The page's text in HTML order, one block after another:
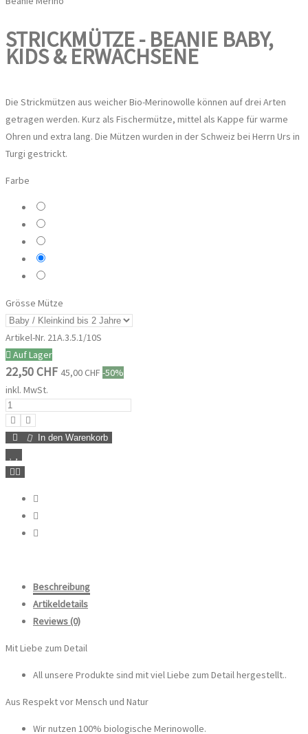
STRICKMÜTZE - BEANIE BABY,
KIDS & ERWACHSENE
Die Strickmützen aus weicher Bio-Merinowolle können auf drei Arten
getragen werden. Kurz als Fischermütze, mittel als Kappe für warme
Ohren und extra lang. Die Mützen wurden in der Schweiz bei Herrn Urs in
Turgi gestrickt.
Farbe
Grösse Mütze
Artikel-Nr. 21A.3.5.1/10S
Auf Lager
22,50 CHF 45,00 CHF -50%
inkl. MwSt.
In den Warenkorb
Beschreibung
Artikeldetails
Reviews (0)
Mit Liebe zum Detail
All unsere Produkte sind mit viel Liebe zum Detail hergestellt..
Aus Respekt vor Mensch und Natur
Wir nutzen 100% biologische Merinowolle.